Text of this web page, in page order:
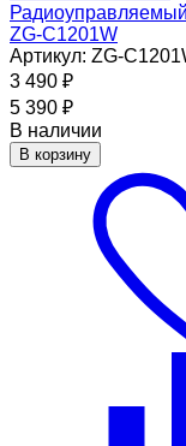
ZG-C1201W
Артикул: ZG-
3 490 ₽
5 390 ₽
В наличии
В корзину